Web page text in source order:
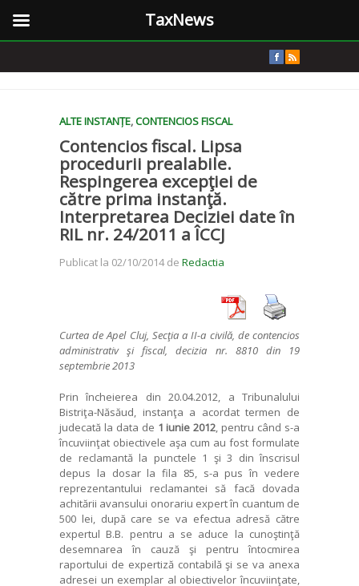
ALTE INSTANȚE,CONTENCIOS FISCAL
Contencios fiscal. Lipsa
procedurii prealabile.
Respingerea excepţiei de
către prima instanţă.
Interpretarea Deciziei date în
RIL nr. 24/2011 a ÎCCJ
Publicat la 02/10/2014 de Redactia
Curtea de Apel Cluj, Secţia a II-a civilă, de contencios
administrativşi fiscal, decizia nr. 8810 din 19
septembrie 2013
Prin încheierea din 20.04.2012, a Tribunalului
Bistriţa-Năsăud, instanţa a acordat termen de
judecată la data de 1 iunie 2012, pentru când s-a
încuviinţat obiectivele aşa cum au fost formulate
de reclamantă la punctele 1 şi 3 din înscrisul
depus la dosar la fila 85, s-a pus în vedere
reprezentantului reclamantei să facă dovada
achitării avansului onorariu expert în cuantum de
500 lei, după care se va efectua adresă către
expertul B.B. pentru a se aduce la cunoştinţă
desemnarea în cauză şi pentru întocmirea
raportului de expertiză contabilă şi se va anexa
adresei un exemplar al obiectivelor încuviinţate,
TaxNews